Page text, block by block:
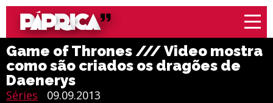
Game of Thrones /// Video mostra
como são criados os dragões de
Daenerys
Séries 09.09.2013